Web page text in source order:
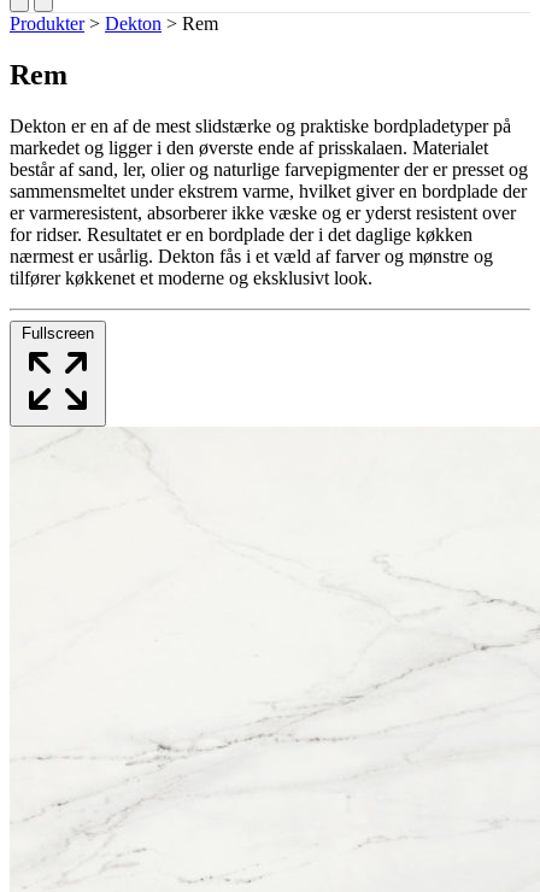
Produkter > Dekton > Rem
Rem
Dekton er en af de mest slidstærke og praktiske bordpladetyper på
markedet og ligger i den øverste ende af prisskalaen. Materialet
består af sand, ler, olier og naturlige farvepigmenter der er presset og
sammensmeltet under ekstrem varme, hvilket giver en bordplade der
er varmeresistent, absorberer ikke væske og er yderst resistent over
for ridser. Resultatet er en bordplade der i det daglige køkken
nærmest er usårlig. Dekton fås i et væld af farver og mønstre og
tilfører køkkenet et moderne og eksklusivt look.
Fullscreen